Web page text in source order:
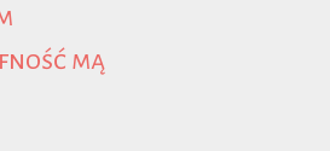
mą